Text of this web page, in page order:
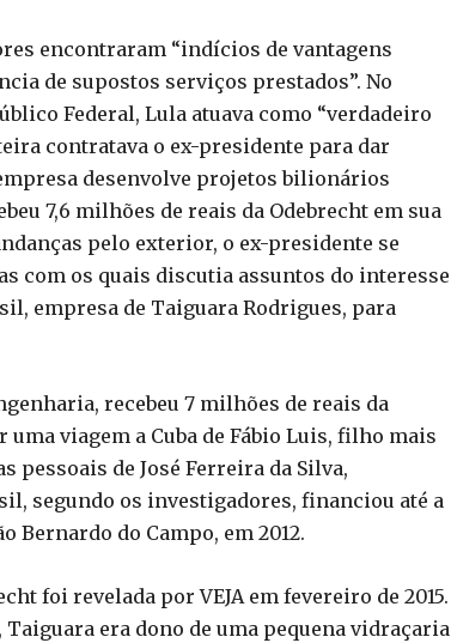
encontraram “indícios de vantagens
de supostos serviços prestados”. No
Federal, Lula atuava como “verdadeiro
contratava o ex-presidente para dar
desenvolve projetos bilionários
7,6 milhões de reais da Odebrecht em sua
pelo exterior, o ex-presidente se
com os quais discutia assuntos do interesse
empresa de Taiguara Rodrigues, para
recebeu 7 milhões de reais da
viagem a Cuba de Fábio Luis, filho mais
pessoais de José Ferreira da Silva,
segundo os investigadores, financiou até a
Bernardo do Campo, em 2012.
foi revelada por VEJA em fevereiro de 2015.
era dono de uma pequena vidraçaria